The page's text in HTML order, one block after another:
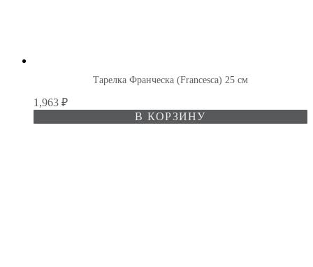
Тарелка Франческа (Francesca) 25 см
1,963 ₽
В КОРЗИНУ